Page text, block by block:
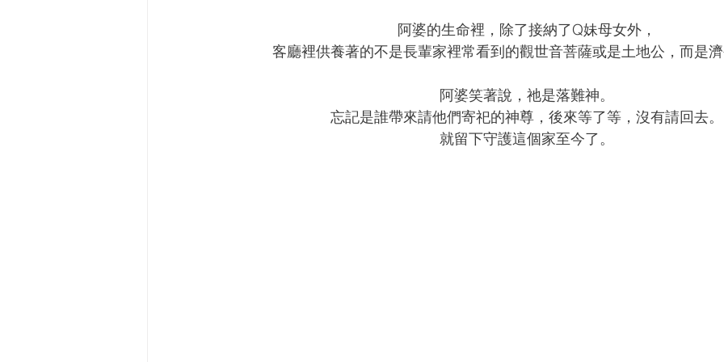
阿婆的生命裡，除了接納了Q妹母女外，
客廳裡供養著的不是長輩家裡常看到的觀世音菩薩或是土地公，而是
阿婆笑著說，祂是落難神。
忘記是誰帶來請他們寄祀的神尊，後來等了等，沒有請回去。
就留下守護這個家至今了。